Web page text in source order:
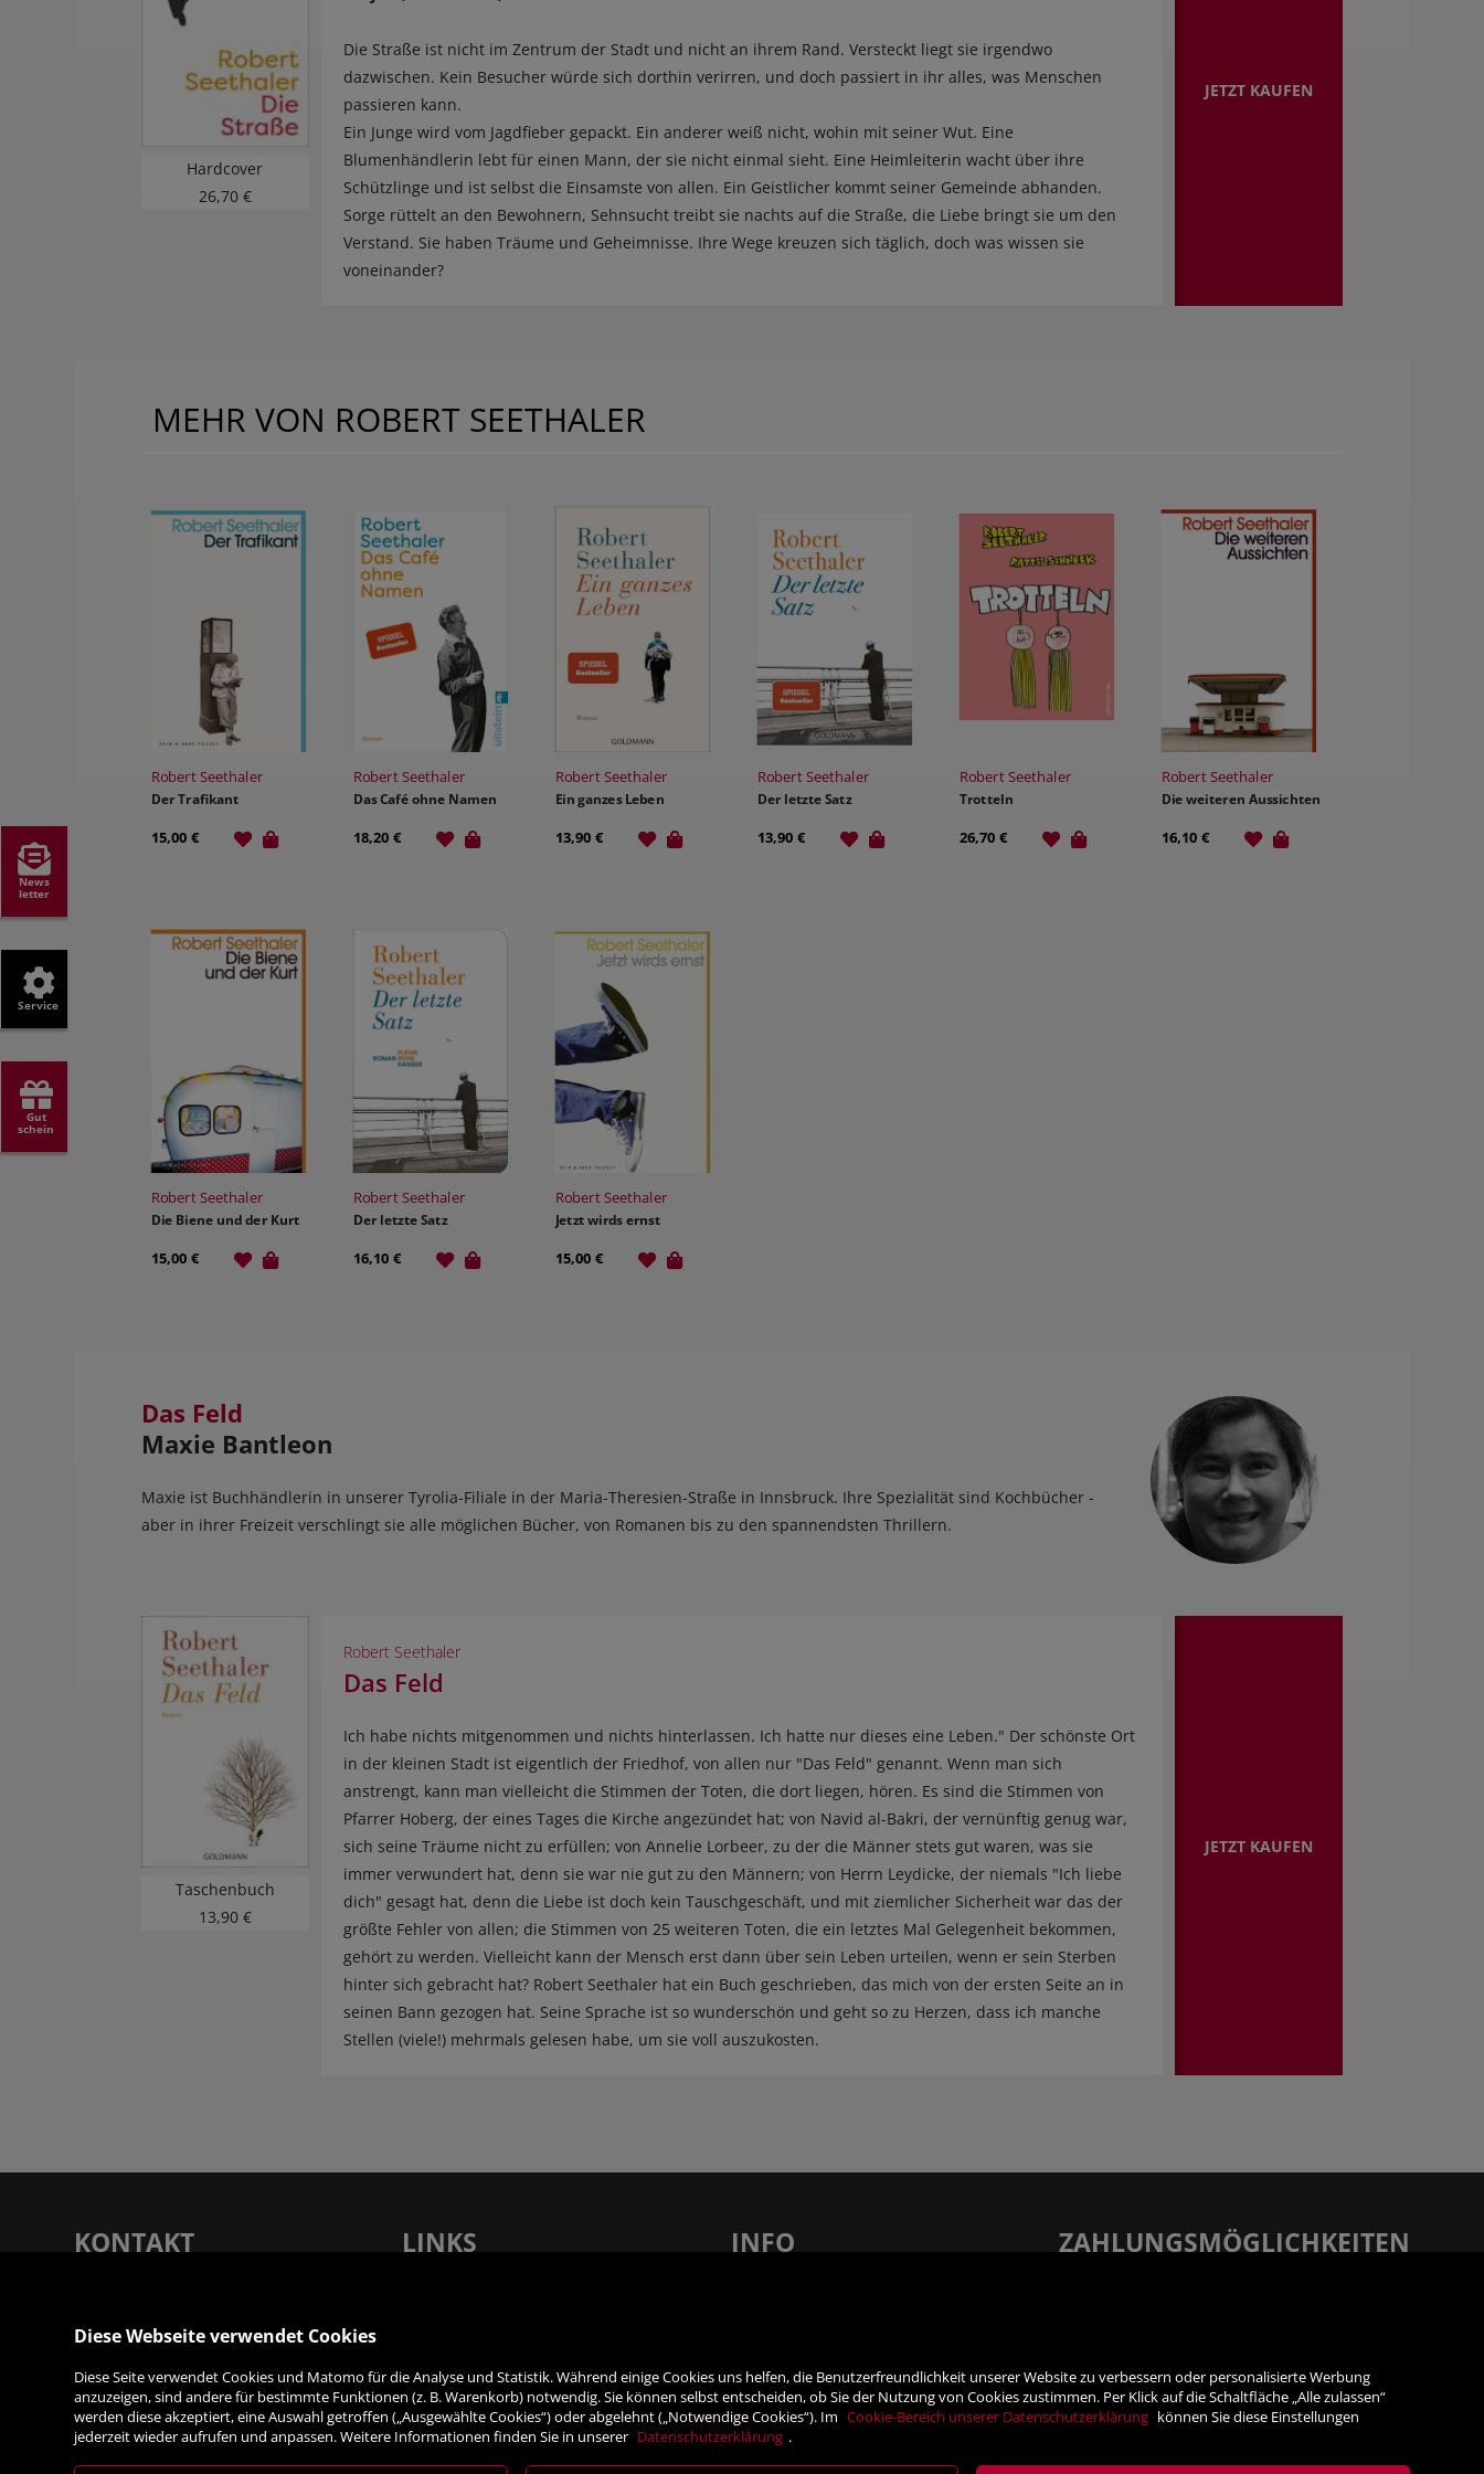
News
letter
Service
Gut
schein
Hardcover
26,70 €
Die Straße ist nicht im Zentrum der Stadt und nicht an ihrem Rand. Versteckt liegt sie irgendwo
dazwischen. Kein Besucher würde sich dorthin verirren, und doch passiert in ihr alles, was Menschen
passieren kann.
Ein Junge wird vom Jagdfieber gepackt. Ein anderer weiß nicht, wohin mit seiner Wut. Eine
Blumenhändlerin lebt für einen Mann, der sie nicht einmal sieht. Eine Heimleiterin wacht über ihre
Schützlinge und ist selbst die Einsamste von allen. Ein Geistlicher kommt seiner Gemeinde abhanden.
Sorge rüttelt an den Bewohnern, Sehnsucht treibt sie nachts auf die Straße, die Liebe bringt sie um den
Verstand. Sie haben Träume und Geheimnisse. Ihre Wege kreuzen sich täglich, doch was wissen sie
voneinander?
JETZT KAUFEN
MEHR VON ROBERT SEETHALER
Robert Seethaler
Der Trafikant
15,00 €
Robert Seethaler
Das Café ohne Namen
18,20 €
Robert Seethaler
Ein ganzes Leben
13,90 €
Robert Seethaler
Der letzte Satz
13,90 €
Robert Seethaler
Trotteln
26,70 €
Robert Seethaler
Die weiteren Aussichten
16,10 €
Robert Seethaler
Die Biene und der Kurt
15,00 €
Robert Seethaler
Der letzte Satz
16,10 €
Robert Seethaler
Jetzt wirds ernst
15,00 €
Das Feld
Maxie Bantleon
Maxie ist Buchhändlerin in unserer Tyrolia-Filiale in der Maria-Theresien-Straße in Innsbruck. Ihre Spezialität sind Kochbücher -
aber in ihrer Freizeit verschlingt sie alle möglichen Bücher, von Romanen bis zu den spannendsten Thrillern.
Taschenbuch
13,90 €
Robert Seethaler
Das Feld
Ich habe nichts mitgenommen und nichts hinterlassen. Ich hatte nur dieses eine Leben." Der schönste Ort
in der kleinen Stadt ist eigentlich der Friedhof, von allen nur "Das Feld" genannt. Wenn man sich
anstrengt, kann man vielleicht die Stimmen der Toten, die dort liegen, hören. Es sind die Stimmen von
Pfarrer Hoberg, der eines Tages die Kirche angezündet hat; von Navid al-Bakri, der vernünftig genug war,
sich seine Träume nicht zu erfüllen; von Annelie Lorbeer, zu der die Männer stets gut waren, was sie
immer verwundert hat, denn sie war nie gut zu den Männern; von Herrn Leydicke, der niemals "Ich liebe
dich" gesagt hat, denn die Liebe ist doch kein Tauschgeschäft, und mit ziemlicher Sicherheit war das der
größte Fehler von allen; die Stimmen von 25 weiteren Toten, die ein letztes Mal Gelegenheit bekommen,
gehört zu werden. Vielleicht kann der Mensch erst dann über sein Leben urteilen, wenn er sein Sterben
hinter sich gebracht hat? Robert Seethaler hat ein Buch geschrieben, das mich von der ersten Seite an in
seinen Bann gezogen hat. Seine Sprache ist so wunderschön und geht so zu Herzen, dass ich manche
Stellen (viele!) mehrmals gelesen habe, um sie voll auszukosten.
JETZT KAUFEN
KONTAKT
Dreifaltigkeitsgasse 12, 5020 Salzburg
T:+43 (0) 662 87 87 33 - 0| F: +43 (0) 662
87 87 33 - 7050 | E:
info@rupertusbuch.at |
www.rupertusbuch.at
LINKS
Kontakt & Ansprechpartner
Jobs
Links & Partner
INFO
Impressum
Widerrufsrecht
VERTRAG WIDERRUFEN
ZAHLUNGSMÖGLICHKEITEN
SICHER ONLINE SHOPPEN!
Diese Webseite verwendet Cookies
Diese Seite verwendet Cookies und Matomo für die Analyse und Statistik. Während einige Cookies uns helfen, die Benutzerfreundlichkeit unserer Website zu verbessern oder personalisierte Werbung
anzuzeigen, sind andere für bestimmte Funktionen (z. B. Warenkorb) notwendig. Sie können selbst entscheiden, ob Sie der Nutzung von Cookies zustimmen. Per Klick auf die Schaltfläche „Alle zulassen“
werden diese akzeptiert, eine Auswahl getroffen („Ausgewählte Cookies“) oder abgelehnt („Notwendige Cookies“). Im Cookie-Bereich unserer Datenschutzerklärung können Sie diese Einstellungen
jederzeit wieder aufrufen und anpassen. Weitere Informationen finden Sie in unserer Datenschutzerklärung .